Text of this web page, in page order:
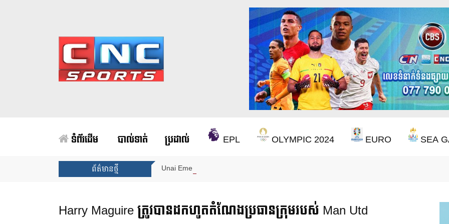
ទំព័រដើម បាល់ទាត់ ប្រដាល់ EPL OLYMPIC 2024 EURO SEA
ព័ត៌មានថ្មី Unai Emery សន្យាថានឹងឈ្នះពានរង្វាន់បន្ថែមទៀត បន្ទាប់ពី Aston Villa ឈ្នះពាន Europa League
Harry Maguire ត្រូវបានដកហូតតំណែងប្រធានក្រុមរបស់ Man Utd